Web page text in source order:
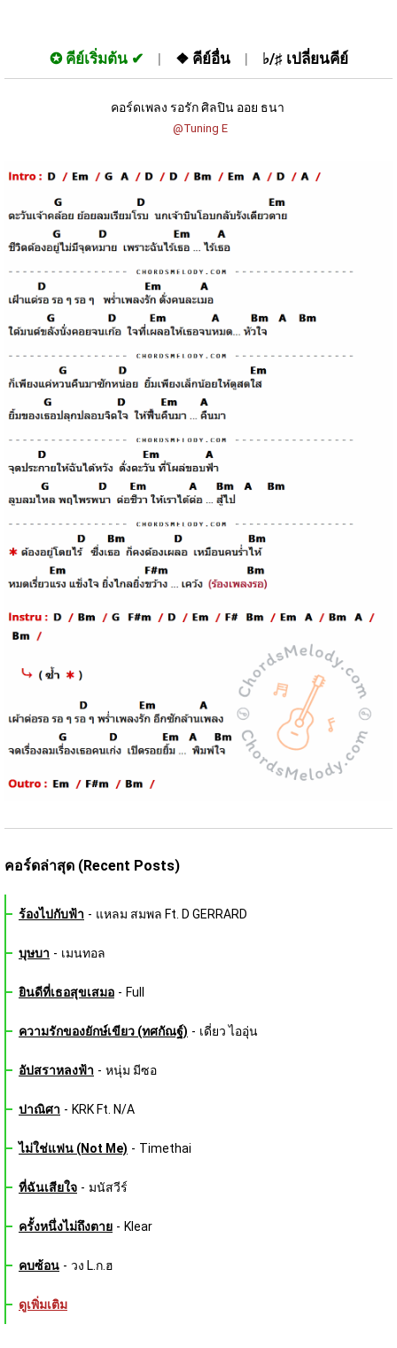
✪ คีย์เริ่มต้น ❖ คีย์อื่น ♭/♯ เปลี่ยนคีย์
คอร์ดเพลง รอรัก ศิลปิน ออย ธนา
@Tuning E
คอร์ดล่าสุด (Recent Posts)
ร้องไปกับฟ้า - แหลม สมพล Ft. D GERRARD
บุษบา - เมนทอล
ยินดีที่เธอสุขเสมอ - Full
ความรักของยักษ์เขียว (ทศกัณฐ์) - เดี่ยว ไออุ่น
อัปสราหลงฟ้า - หนุ่ม มีซอ
ปาณิศา - KRK Ft. N/A
ไม่ใช่แฟน (Not Me) - Timethai
ที่ฉันเสียใจ - มนัสวีร์
ครั้งหนึ่งไม่ถึงตาย - Klear
คบซ้อน - วง L.ก.ฮ
ดูเพิ่มเติม